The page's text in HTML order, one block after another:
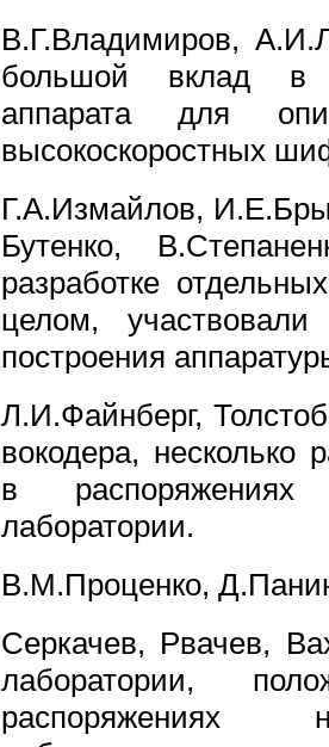
В.Г.Владимиров,
большой вклад в
аппарата для
высокоскоростных
Г.А.Измайлов,
Бутенко,
разработке
целом,
построения
Л.И.Файнберг,
вокодера, несколько
в распоряжениях
лаборатории.
В.М.Проценко,
Серкачев, Рвачев,
лаборатории,
распоряжениях